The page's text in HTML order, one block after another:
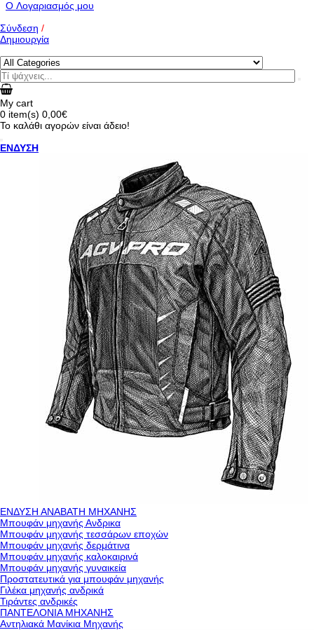
O Λογαριασμός μου
Σύνδεση /
Δημιουργία
My cart
0 item(s) 0,00€
Το καλάθι αγορών είναι άδειο!
ΕΝΔΥΣΗ
ΕΝΔΥΣΗ ΑΝΑΒΑΤΗ ΜΗΧΑΝΗΣ
Μπουφάν μηχανής Ανδρικα
Μπουφάν μηχανής τεσσάρων εποχών
Μπουφάν μηχανής δερμάτινα
Μπουφάν μηχανής καλοκαιρινά
Μπουφάν μηχανής γυναικεία
Προστατευτικά για μπουφάν μηχανής
Γιλέκα μηχανής ανδρικά
Τιράντες ανδρικές
ΠΑΝΤΕΛΟΝΙΑ ΜΗΧΑΝΗΣ
Αντηλιακά Μανίκια Μηχανής